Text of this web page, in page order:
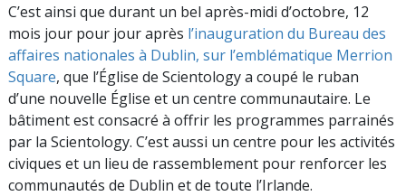
C’est ainsi que durant un bel après-midi d’octobre, 12
mois jour pour jour après l’inauguration du Bureau des
affaires nationales à Dublin, sur l’emblématique Merrion
Square, que l’Église de Scientology a coupé le ruban
d’une nouvelle Église et un centre communautaire. Le
bâtiment est consacré à offrir les programmes parrainés
par la Scientology. C’est aussi un centre pour les activités
civiques et un lieu de rassemblement pour renforcer les
communautés de Dublin et de toute l’Irlande.